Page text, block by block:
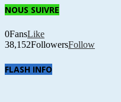
NOUS SUIVRE
0FansLike
38,152FollowersFollow
FLASH INFO